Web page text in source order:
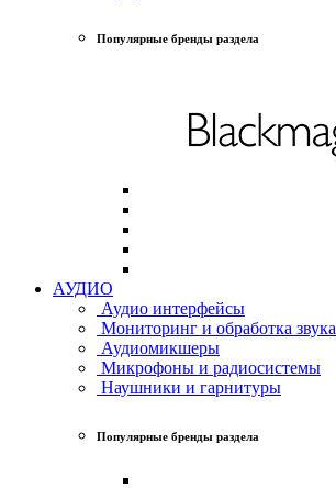
Популярные бренды раздела
АУДИО
Аудио интерфейсы
Мониторинг и обработка звука
Аудиомикшеры
Микрофоны и радиосистемы
Наушники и гарнитуры
Популярные бренды раздела